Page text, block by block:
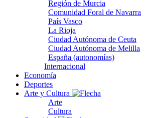
Región de Murcia
Comunidad Foral de Navarra
País Vasco
La Rioja
Ciudad Autónoma de Ceuta
Ciudad Autónoma de Melilla
España (autonomías)
Internacional
Economía
Deportes
Arte y Cultura
Arte
Cultura